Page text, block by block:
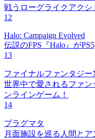
戦うローグライクアクシ
12
Halo: Campaign Evolved
伝説のFPS『Halo』が
13
ファイナルファンタジ
世界中で愛されるファン
ンラインゲーム！
14
プラグマタ
月面施設を巡る人間と